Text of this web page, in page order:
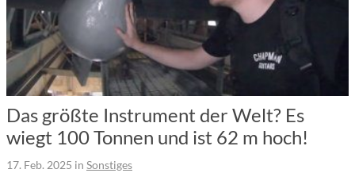
Das größte Instrument der Welt? Es
wiegt 100 Tonnen und ist 62 m hoch!
17. Feb. 2025 in Sonstiges